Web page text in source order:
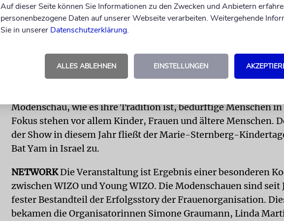
Die eine oder andere fühlte sich so wohl auf der Bühne, dass es
spontanen Starauftritten kam, die das Publikum kreischend
Zentralratspräsident Dieter Graumann, den man kräftig
Die Frauenpower diente natürlich nicht ausschließlich der
Modenschau, wie es ihre Tradition ist, bedürftige Menschen
Fokus stehen vor allem Kinder, Frauen und ältere Menschen.
der Show in diesem Jahr fließt der Marie-Sternberg-
Bat Yam in Israel zu.
NETWORKDie Veranstaltung ist Ergebnis einer besonderen
zwischen WIZO und Young WIZO. Die Modenschauen sind seit
fester Bestandteil der Erfolgsstory der Frauenorganisation.
bekamen die Organisatorinnen Simone Graumann, Linda
Auf dieser Seite können Sie Informationen zu den Zwecken und Anbietern
personenbezogene Daten auf unserer Webseite verarbeiten. Weitergehende
Sie in unserer Datenschutzerklärung.
ALLES ABLEHNEN EINSTELLUNGEN